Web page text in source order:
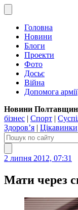
Головна
Новини
Блоги
Проекти
Фото
Досьє
Війна
Допомога армії
Новини
бізнес | Спорт |
Здоров’я | Цікавинки
2 липня 2012, 07:31
Мати через